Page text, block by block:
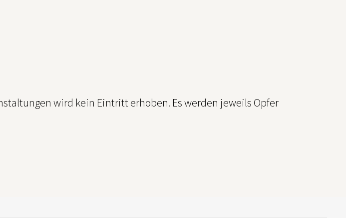
wird kein Eintritt erhoben. Es werden jeweils Opfer